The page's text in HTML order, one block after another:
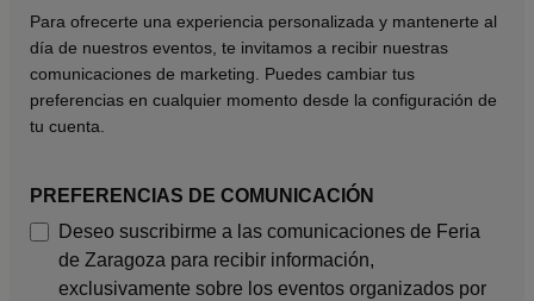
Para ofrecerte una experiencia personalizada y mantenerte al
día de nuestros eventos, te invitamos a recibir nuestras
comunicaciones de marketing. Puedes cambiar tus
preferencias en cualquier momento desde la configuración de
tu cuenta.
PREFERENCIAS DE COMUNICACIÓN
Deseo suscribirme a las comunicaciones de Feria
de Zaragoza para recibir información,
exclusivamente sobre los eventos organizados por